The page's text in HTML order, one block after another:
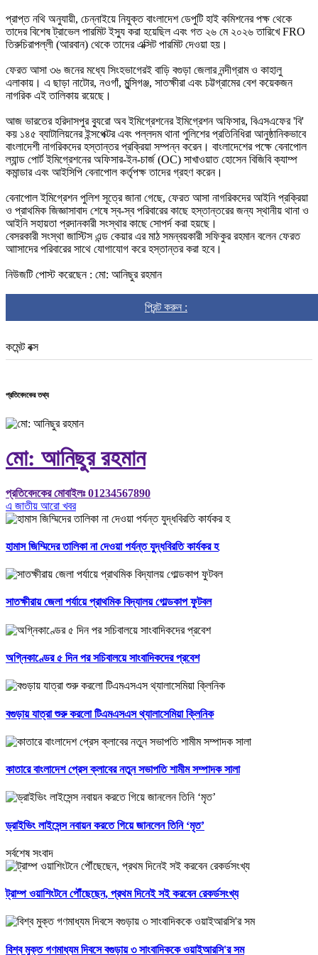
​প্রাপ্ত নথি অনুযায়ী, চেন্নাইয়ে নিযুক্ত বাংলাদেশ ডেপুটি হাই কমিশনের পক্ষ থেকে
তাদের বিশেষ ট্রাভেল পারমিট ইস্যু করা হয়েছিল এবং গত ২৬ মে ২০২৬ তারিখে FRO
তিরুচিরাপল্লী (আরবান) থেকে তাদের এক্সিট পারমিট দেওয়া হয়।
ফেরত আসা ৩৬ জনের মধ্যে সিংহভাগেরই বাড়ি বগুড়া জেলার নন্দীগ্রাম ও কাহালু
এলাকায়। এ ছাড়া নাটোর, নওগাঁ, মুন্সিগঞ্জ, সাতক্ষীরা এবং চট্টগ্রামের বেশ কয়েকজন
নাগরিক এই তালিকায় রয়েছে।
আজ ভারতের হরিদাসপুর ব্যুরো অব ইমিগ্রেশনের ইমিগ্রেশন অফিসার, বিএসএফের 'বি'
কয় ১৪৫ ব্যাটালিয়নের ইন্সপেক্টর এবং পল্লদম থানা পুলিশের প্রতিনিধিরা আনুষ্ঠানিকভাবে
বাংলাদেশী নাগরিকদের হস্তান্তর প্রক্রিয়া সম্পন্ন করেন। বাংলাদেশের পক্ষে বেনাপোল
ল্যান্ড পোর্ট ইমিগ্রেশনের অফিসার-ইন-চার্জ (OC) সাখাওয়াত হোসেন বিজিবি ক্যাম্প
কমান্ডার এবং আইসিপি বেনাপোল কর্তৃপক্ষ তাদের গ্রহণ করেন।
​বেনাপোল ইমিগ্রেশন পুলিশ সূত্রে জানা গেছে, ফেরত আসা নাগরিকদের আইনি প্রক্রিয়া
ও প্রাথমিক জিজ্ঞাসাবাদ শেষে স্ব-স্ব পরিবারের কাছে হস্তান্তরের জন্য স্থানীয় থানা ও
আইনি সহায়তা প্রদানকারী সংস্থার কাছে সোপর্দ করা হয়ছে।
বেসরকারী সংস্থা জাস্টিস এন্ড কেয়ার এর মাঠ সমন্বয়কারী সফিকুর রহমান বলেন ফেরত
আাসাদের পরিবারের সাথে যোগাযোগ করে হস্তান্তর করা হবে।
নিউজটি পোস্ট করেছেন : মো: আনিছুর রহমান
প্রিন্ট করুন :
কমেন্ট বক্স
প্রতিবেদকের তথ্য
মো: আনিছুর রহমান
প্রতিবেদকের মোবাইলঃ 01234567890
এ জাতীয় আরো খবর
হামাস জিম্মিদের তালিকা না দেওয়া পর্যন্ত যুদ্ধবিরতি কার্যকর হ
সাতক্ষীরায় জেলা পর্যায়ে প্রাথমিক বিদ্যালয় গোল্ডকাপ ফুটবল
অগ্নিকাণ্ডের ৫ দিন পর সচিবালয়ে সাংবাদিকদের প্রবেশ
বগুড়ায় যাত্রা শুরু করলো টিএমএসএস থ্যালাসেমিয়া ক্লিনিক
কাতারে বাংলাদেশ প্রেস ক্লাবের নতুন সভাপতি শামীম সম্পাদক সালা
ড্রাইভিং লাইসেন্স নবায়ন করতে গিয়ে জানলেন তিনি ‘মৃত’
সর্বশেষ সংবাদ
ট্রাম্প ওয়াশিংটনে পৌঁছেছেন, প্রথম দিনেই সই করবেন রেকর্ডসংখ্য
বিশ্ব মুক্ত গণমাধ্যম দিবসে বগুড়ায় ৩ সাংবাদিককে ওয়াইআরসি'র সম